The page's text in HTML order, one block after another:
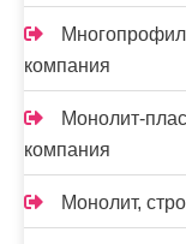
компания
Монолит-
компания
Монолит,